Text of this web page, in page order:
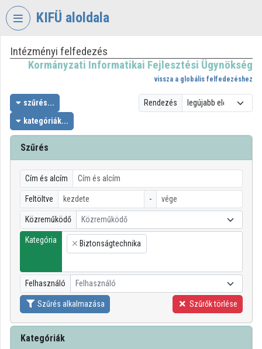
Fejléc kihagyása
KIFÜ aloldala
VIDEOTORIUM
INFORMATIKAI
FEJLESZTÉSI
ÜGYNÖKSÉG
Intézményi kezdőlap
Bejelentkezés
Intézményi felfedezés
Kategóriák
Intézményi listák
Intézmények
Közreműködők
Intézményi felfedezés
Kormányzati Informatikai Fejlesztési Ügynökség
vissza a globális felfedezéshez
szűrés...
kategóriák...
Rendezés
Szűrés
Cím és alcím
Feltöltve -
Közreműködő Közreműködő
Kategória
×
Biztonságtechnika
Felhasználó Felhasználó
Szűrés alkalmazása Szűrők törlése
Kategóriák